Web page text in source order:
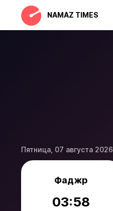
NAMAZ TIMES
Пятница, 07 августа 2026
Фаджр
03:58